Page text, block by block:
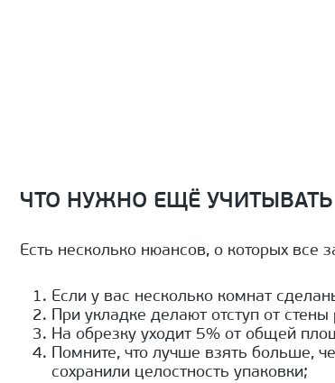
ЧТО НУЖНО ЕЩЁ УЧИТЫВАТЬ
Есть несколько нюансов, о которых все
Если у вас несколько комнат
При укладке делают отступ от
На обрезку уходит 5% от общей
Помните, что лучше взять больше,
сохранили целостность упаковки;